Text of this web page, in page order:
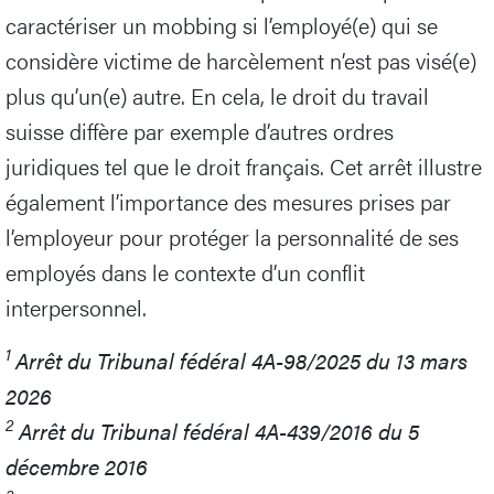
caractériser un mobbing si l’employé(e) qui se
considère victime de harcèlement n’est pas visé(e)
plus qu’un(e) autre. En cela, le droit du travail
suisse diffère par exemple d’autres ordres
juridiques tel que le droit français. Cet arrêt illustre
également l’importance des mesures prises par
l’employeur pour protéger la personnalité de ses
employés dans le contexte d’un conflit
interpersonnel.
1Arrêt du Tribunal fédéral 4A-98/2025 du 13 mars
2026
2Arrêt du Tribunal fédéral 4A-439/2016 du 5
décembre 2016